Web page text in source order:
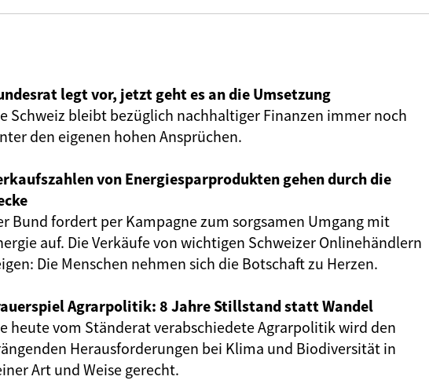
legt vor, jetzt geht es an die Umsetzung
Schweiz bleibt bezüglich nachhaltiger Finanzen immer noch
den eigenen hohen Ansprüchen.
von Energiesparprodukten gehen durch die
Bund fordert per Kampagne zum sorgsamen Umgang mit
auf. Die Verkäufe von wichtigen Schweizer Onlinehändlern
Die Menschen nehmen sich die Botschaft zu Herzen.
Agrarpolitik: 8 Jahre Stillstand statt Wandel
heute vom Ständerat verabschiedete Agrarpolitik wird den
Herausforderungen bei Klima und Biodiversität in
Art und Weise gerecht.